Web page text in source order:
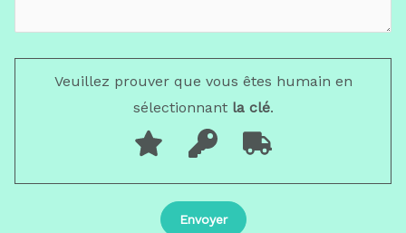
Veuillez prouver que vous êtes humain en
sélectionnantla clé.